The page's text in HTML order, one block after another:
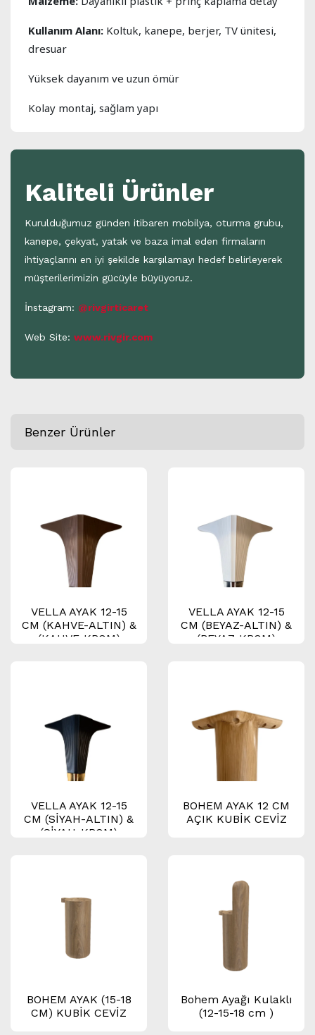
Kullanım Alanı: Koltuk, kanepe, berjer, TV ünitesi,
dresuar
Yüksek dayanım ve uzun ömür
Kolay montaj, sağlam yapı
Kaliteli Ürünler
Kurulduğumuz günden itibaren mobilya, oturma grubu,
kanepe, çekyat, yatak ve baza imal eden firmaların
ihtiyaçlarını en iyi şekilde karşılamayı hedef belirleyerek
müşterilerimizin gücüyle büyüyoruz.
İnstagram: @rivgirticaret
Web Site: www.rivgir.com
Benzer Ürünler
VELLA AYAK 12-15
CM (KAHVE-ALTIN) &
(KAHVE-KROM)
VELLA AYAK 12-15
CM (BEYAZ-ALTIN) &
(BEYAZ-KROM)
VELLA AYAK 12-15
CM (SİYAH-ALTIN) &
(SİYAH-KROM)
BOHEM AYAK 12 CM
AÇIK KUBİK CEVİZ
BOHEM AYAK (15-18
CM) KUBİK CEVİZ
Bohem Ayağı Kulaklı
(12-15-18 cm )